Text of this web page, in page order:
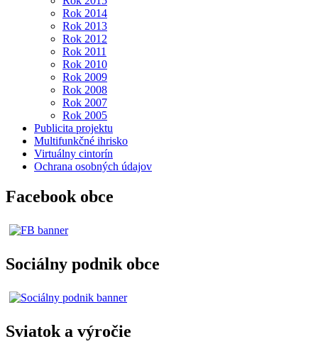
Rok 2014
Rok 2013
Rok 2012
Rok 2011
Rok 2010
Rok 2009
Rok 2008
Rok 2007
Rok 2005
Publicita projektu
Multifunkčné ihrisko
Virtuálny cintorín
Ochrana osobných údajov
Facebook obce
Sociálny podnik obce
Sviatok a výročie